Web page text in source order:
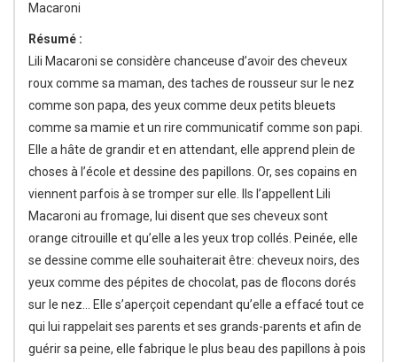
Macaroni
Résumé :
Lili Macaroni se considère chanceuse d’avoir des cheveux
roux comme sa maman, des taches de rousseur sur le nez
comme son papa, des yeux comme deux petits bleuets
comme sa mamie et un rire communicatif comme son papi.
Elle a hâte de grandir et en attendant, elle apprend plein de
choses à l’école et dessine des papillons. Or, ses copains en
viennent parfois à se tromper sur elle. Ils l’appellent Lili
Macaroni au fromage, lui disent que ses cheveux sont
orange citrouille et qu’elle a les yeux trop collés. Peinée, elle
se dessine comme elle souhaiterait être: cheveux noirs, des
yeux comme des pépites de chocolat, pas de flocons dorés
sur le nez… Elle s’aperçoit cependant qu’elle a effacé tout ce
qui lui rappelait ses parents et ses grands-parents et afin de
guérir sa peine, elle fabrique le plus beau des papillons à pois